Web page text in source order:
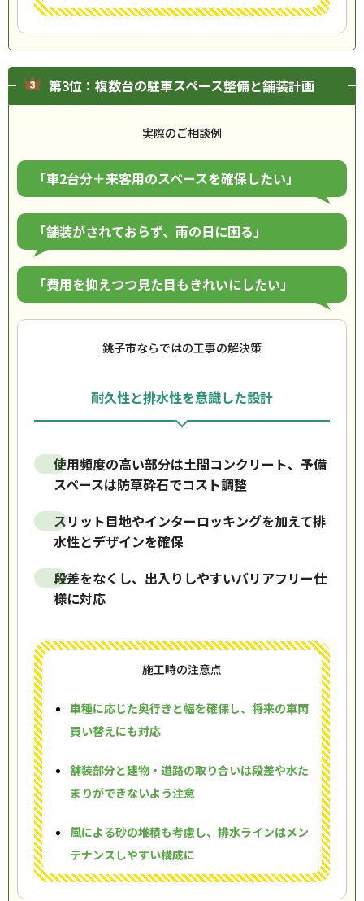
第3位：複数台の駐車スペース整備と舗装計画
実際のご相談例
「車2台分＋来客用のスペースを確保したい」
「舗装がされておらず、雨の日に困る」
「費用を抑えつつ見た目もきれいにしたい」
銚子市ならではの工事の解決策
耐久性と排水性を意識した設計
使用頻度の高い部分は土間コンクリート、予備
スペースは防草砕石でコスト調整
スリット目地やインターロッキングを加えて排
水性とデザインを確保
段差をなくし、出入りしやすいバリアフリー仕
様に対応
施工時の注意点
車種に応じた奥行きと幅を確保し、将来の車両
買い替えにも対応
舗装部分と建物・道路の取り合いは段差や水た
まりができないよう注意
風による砂の堆積も考慮し、排水ラインはメン
テナンスしやすい構成に